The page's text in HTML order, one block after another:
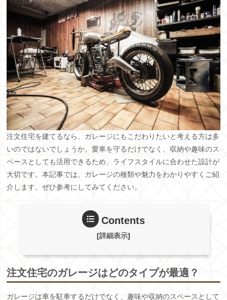
注文住宅を建てるなら、ガレージにもこだわりたいと考える方は多
いのではないでしょうか。愛車を守るだけでなく、収納や趣味のス
ペースとしても活用できるため、ライフスタイルに合わせた設計が
大切です。本記事では、ガレージの種類や魅力をわかりやすくご紹
介します。ぜひ参考にしてみてください。
Contents
[詳細表示]
注文住宅のガレージはどのタイプが最適？
ガレージは車を駐車するだけでなく、趣味や収納のスペースとして